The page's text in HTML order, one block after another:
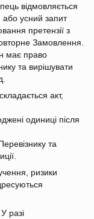
відмовляється
або усний запит
претензії з
Замовлення.
має право
та вирішувати
акт,
одиниці після
та
ризики
У разі